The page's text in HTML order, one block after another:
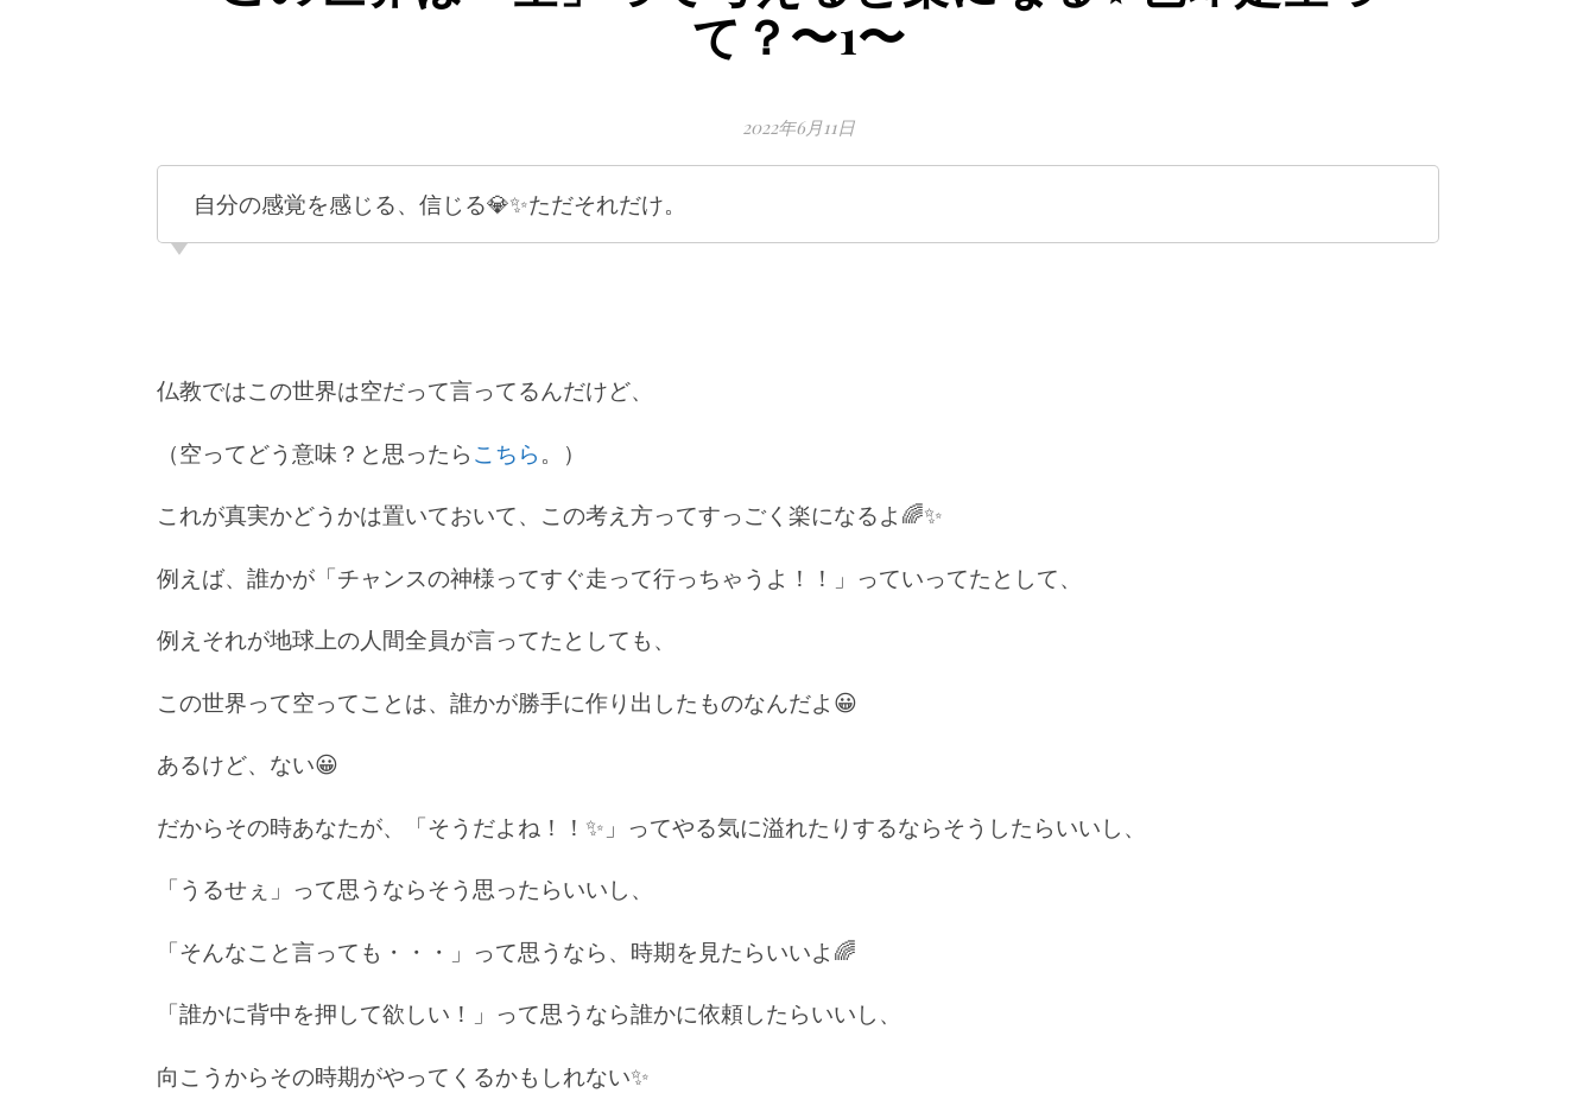
て？〜1〜
2022年6月11日
自分の感覚を感じる、信じる💎✨ただそれだけ。
仏教ではこの世界は空だって言ってるんだけど、
（空ってどう意味？と思ったらこちら。）
これが真実かどうかは置いておいて、この考え方ってすっごく楽になるよ🌈✨
例えば、誰かが「チャンスの神様ってすぐ走って行っちゃうよ！！」っていってたとして、
例えそれが地球上の人間全員が言ってたとしても、
この世界って空ってことは、誰かが勝手に作り出したものなんだよ😀
あるけど、ない😀
だからその時あなたが、「そうだよね！！✨」ってやる気に溢れたりするならそうしたらいいし、
「うるせぇ」って思うならそう思ったらいいし、
「そんなこと言っても・・・」って思うなら、時期を見たらいいよ🌈
「誰かに背中を押して欲しい！」って思うなら誰かに依頼したらいいし、
向こうからその時期がやってくるかもしれない✨